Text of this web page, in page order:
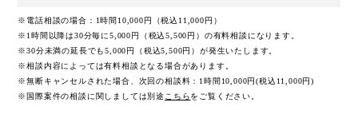
※電話相談の場合：1時間10,000円（税込11,000円）
※1時間以降は30分毎に5,000円（税込5,500円）の有料相談になります。
※30分未満の延長でも5,000円（税込5,500円）が発生いたします。
※相談内容によっては有料相談となる場合があります。
※無断キャンセルされた場合、次回の相談料：1時間10,000円(税込11,000円)
※国際案件の相談に関しましては別途 こちらをご覧ください。